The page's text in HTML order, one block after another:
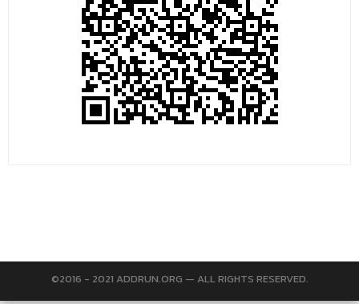
©2016 - 2021 ADDRUN.ORG — ALL RIGHTS RESERVED.